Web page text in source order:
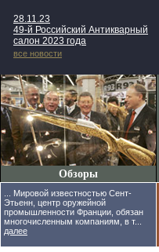
28.11.23
49-й Российский Антикварный
салон 2023 года
все новости
Обзоры
... Мировой известностью Сент-
Этьенн, центр оружейной
промышленности Франции, обязан
многочисленным компаниям, в т...
далее